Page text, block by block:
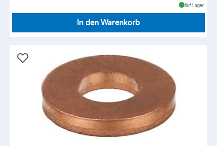
Auf Lager
In den Warenkorb